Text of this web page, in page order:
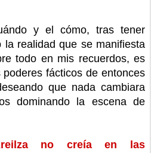
y el cómo, tras tener
la realidad que se manifiesta
todo en mis recuerdos, es
fácticos de entonces
que nada cambiara
dominando la escena de
no creía en las